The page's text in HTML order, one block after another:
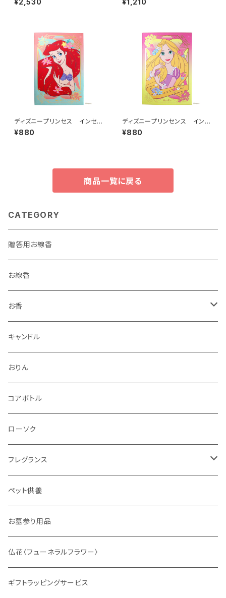
¥2,530 ¥1,210
ディズニープリンセス インセン
ス アリエル
¥880
ディズニープリンセンス インセ
ンス ラプンツェル
¥880
商品一覧に戻る
CATEGORY
贈答用お線香
お線香
お香
香立・香皿
キャンドル
おりん
コアボトル
ローソク
フレグランス
ディフューザー
サシェ
ペット供養
お墓参り用品
仏花〈フューネラルフラワー〉
ギフトラッピングサービス